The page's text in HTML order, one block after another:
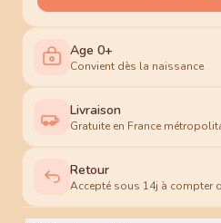
Age 0+
Convient dès la naissance
Livraison
Gratuite en France
Retour
Accepté sous 14j à compter